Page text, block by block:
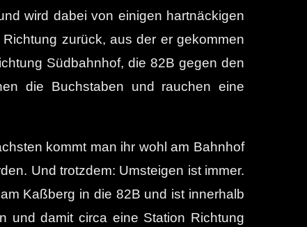
wird dabei von einigen hartnäckigen
zurück, aus der er gekommen
Südbahnhof, die 82B gegen den
die Buchstaben und rauchen eine
kommt man ihr wohl am Bahnhof
Und trotzdem: Umsteigen ist immer.
Kaßberg in die 82B und ist innerhalb
und damit circa eine Station Richtung